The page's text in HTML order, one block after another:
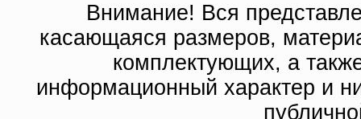
Внимание! Вся
касающаяся размеров,
комплектующих, а
информационный характер и